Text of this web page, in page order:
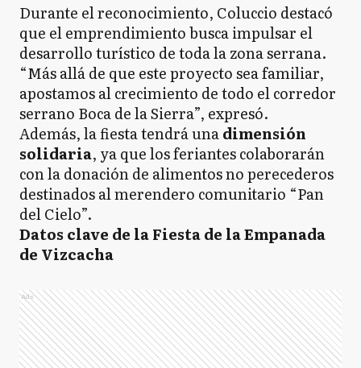
Durante el reconocimiento, Coluccio destacó
que el emprendimiento busca impulsar el
desarrollo turístico de toda la zona serrana.
“Más allá de que este proyecto sea familiar,
apostamos al crecimiento de todo el corredor
serrano Boca de la Sierra”, expresó.
Además, la fiesta tendrá unadimensión
solidaria, ya que los feriantes colaborarán
con la donación de alimentos no perecederos
destinados al merendero comunitario “Pan
del Cielo”.
Datos clave de la Fiesta de la Empanada
de Vizcacha
Ads